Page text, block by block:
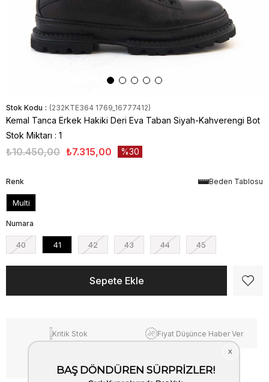
Stok Kodu (232KTE364 1769_16777412)
Kemal Tanca Erkek Hakiki Deri Eva Taban Siyah-Kahverengi Bot
Stok Miktarı : 1
₺10.450,00 ₺7.315,00 30
Beden Tablosu
Renk
Multi
Numara
40 41 42 43 44 45
Kritik Stok Fiyat Düşünce Haber Ver
Kargo Bedava